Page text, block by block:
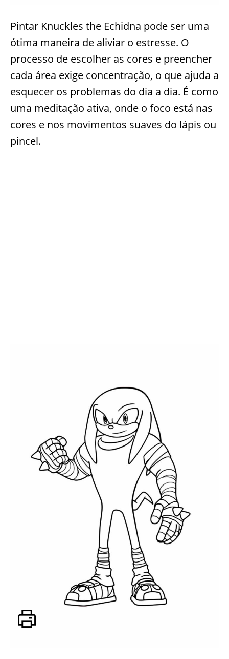
Pintar Knuckles the Echidna pode ser uma
ótima maneira de aliviar o estresse. O
processo de escolher as cores e preencher
cada área exige concentração, o que ajuda a
esquecer os problemas do dia a dia. É como
uma meditação ativa, onde o foco está nas
cores e nos movimentos suaves do lápis ou
pincel.